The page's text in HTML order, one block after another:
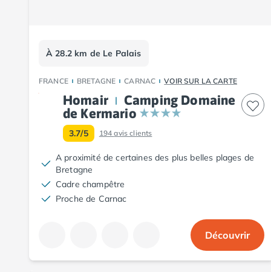
Camping Perpignan
Camping Saint-Cyprien
Camping Lorraine
Camping Vosges
Camping Midi-Pyrénées
Camping Millau
Camping Nant
Camping Saint-Amans-des-Cots
Camping Gers
Camping Nord-Pas-de-Calais
À 28.2 km de Le Palais
FRANCE BRETAGNE CARNAC VOIR SUR LA CARTE
Homair
Camping Domaine
de Kermario
3.7/5 194avis clients
A proximité de certaines des plus belles plages de
Bretagne
Cadre champêtre
Proche de Carnac
Découvrir